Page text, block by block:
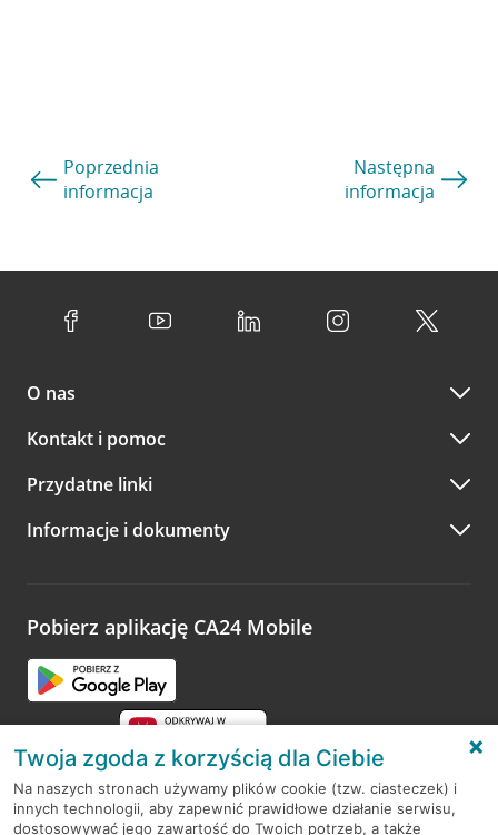
Poprzednia
informacja
Następna
informacja
O nas
Kontakt i pomoc
Przydatne linki
Informacje i dokumenty
Pobierz aplikację CA24 Mobile
RODO
Twoja zgoda z korzyścią dla Ciebie
Na naszych stronach używamy plików cookie (tzw. ciasteczek) i
innych technologii, aby zapewnić prawidłowe działanie serwisu,
dostosowywać jego zawartość do Twoich potrzeb, a także